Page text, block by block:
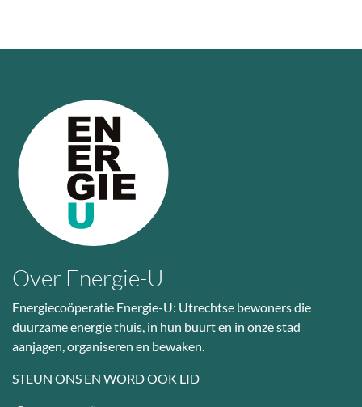
Over Energie-U
Energiecoöperatie Energie-U: Utrechtse bewoners die
duurzame energie thuis, in hun buurt en in onze stad
aanjagen, organiseren en bewaken.
STEUN ONS EN WORD OOK LID